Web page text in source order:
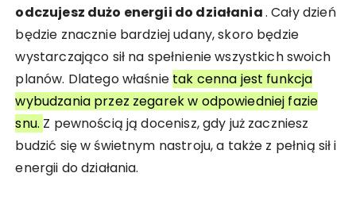
odczujesz dużo energii do działania. Cały dzień
będzie znacznie bardziej udany, skoro będzie
wystarczająco sił na spełnienie wszystkich swoich
planów. Dlatego właśnie tak cenna jest funkcja
wybudzania przez zegarek w odpowiedniej fazie
snu. Z pewnością ją docenisz, gdy już zaczniesz
budzić się w świetnym nastroju, a także z pełnią sił i
energii do działania.